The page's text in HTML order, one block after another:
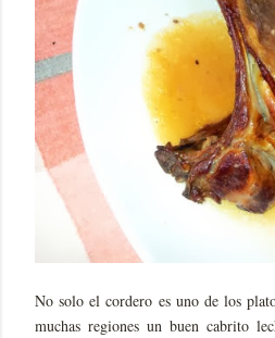
No solo el cordero es uno de los
muchas regiones un buen cabrito